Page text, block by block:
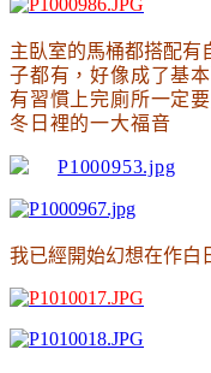
主臥室的馬桶都搭配有
子都有 ，好像成了基
有習慣上完廁所一定
冬日裡的一大福音
我已經開始幻想在作白